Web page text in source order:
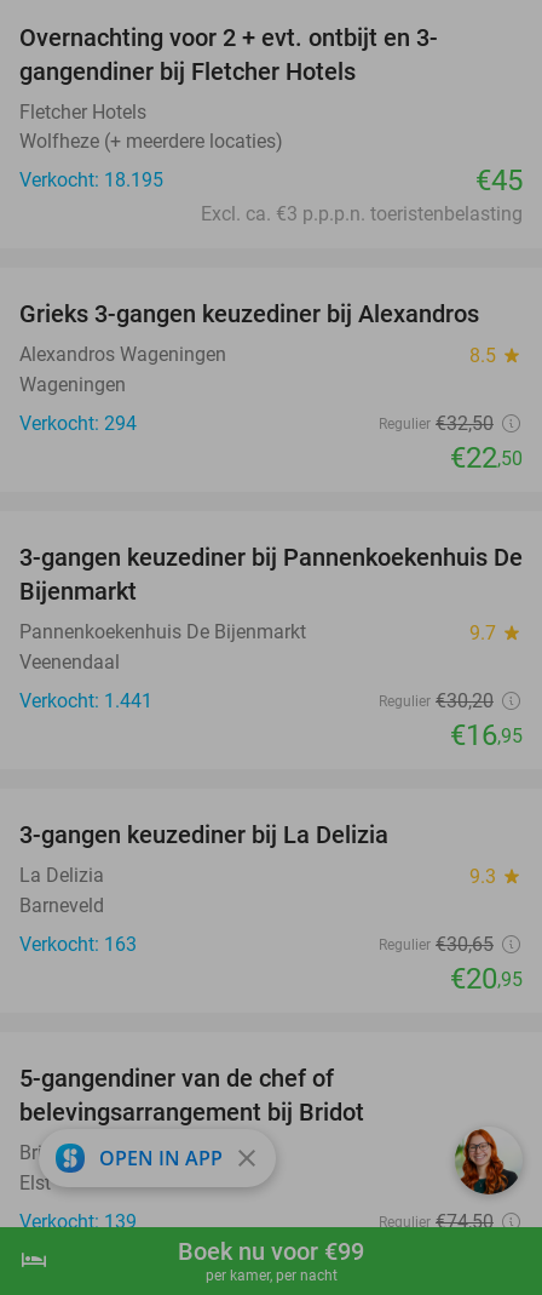
shopping_cart Boek nu
hotel Boek nu voor €99
per kamer, per nacht
Overnachting voor 2 + evt. ontbijt en 3-
gangendiner bij Fletcher Hotels
Fletcher Hotels
Wolfheze (+ meerdere locaties)
Verkocht: 18.195
€45
Excl. ca. €3 p.p.p.n. toeristenbelasting
31%
Grieks 3-gangen keuzediner bij Alexandros
Alexandros Wageningen 8.5 star
Wageningen
Verkocht: 294
Regulier €32,50
€22,50
44%
3-gangen keuzediner bij Pannenkoekenhuis De
Bijenmarkt
Pannenkoekenhuis De Bijenmarkt 9.7 star
Veenendaal
Verkocht: 1.441
Regulier €30,20
€16,95
3-gangen keuzediner bij La Delizia
La Delizia 9.3 star
Barneveld
Verkocht: 163
Regulier €30,65
€20,95
5-gangendiner van de chef of
belevingsarrangement bij Bridot
Bridot 9.9
Elst
Verkocht: 139
Regulier €74,50
OPEN IN APP close